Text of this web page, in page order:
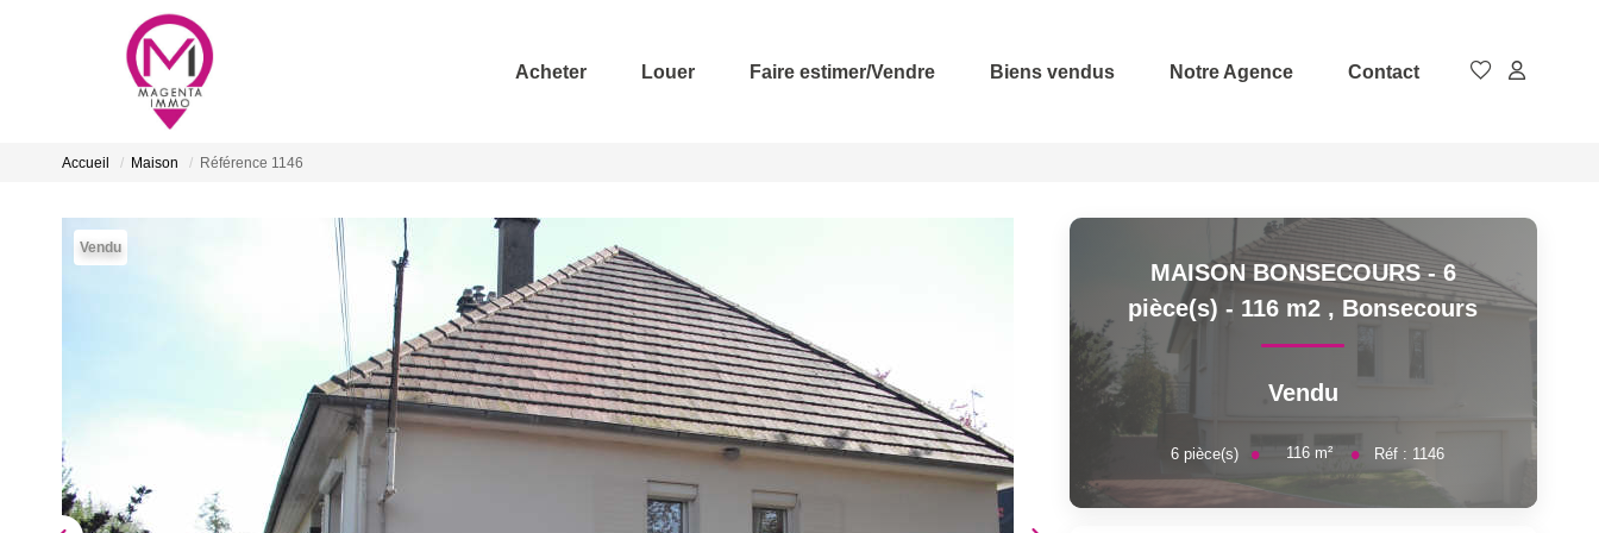
Acheter Louer Faire estimer/Vendre Biens vendus Notre Agence Contact
Accueil Maison Référence 1146
Vendu
MAISON BONSECOURS - 6
pièce(s) - 116 m2 , Bonsecours
Vendu
6pièce(s) 116 m² Réf : 1146